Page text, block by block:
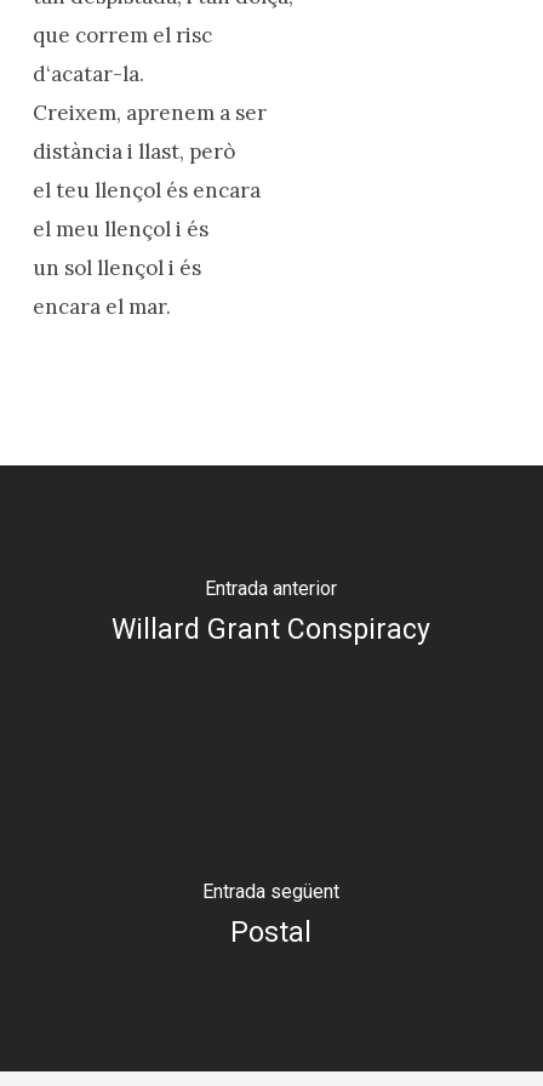
que correm el risc
d‘acatar-la.
Creixem, aprenem a ser
distància i llast, però
el teu llençol és encara
el meu llençol i és
un sol llençol i és
encara el mar.
Entrada anterior
Willard Grant Conspiracy
Entrada següent
Postal